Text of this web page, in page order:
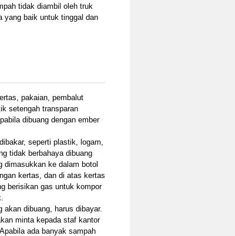
tidak diambil oleh truk
yang baik untuk tinggal dan
pakaian, pembalut
setengah transparan
dibuang dengan ember
seperti plastik, logam,
tidak berbahaya dibuang
dimasukkan ke dalam botol
kertas, dan di atas kertas
berisikan gas untuk kompor
dibuang, harus dibayar.
minta kepada staf kantor
ada banyak sampah